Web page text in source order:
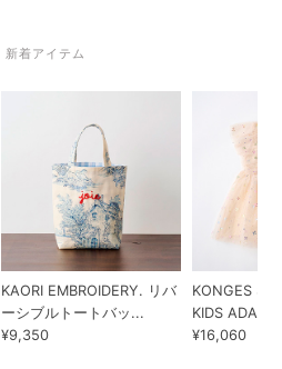
新着アイテム
KAORI EMBROIDERY. リバ
ーシブルトートバッ...
¥9,350
KONGES
KIDS ADA...
¥16,060